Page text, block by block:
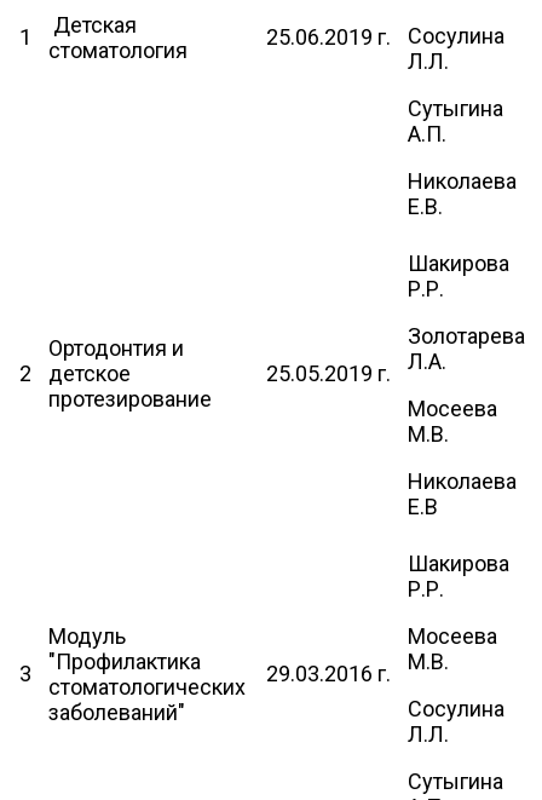
1
Детская
стоматология
25.06.2019 г.
Сосулина
Л.Л.
Сутыгина
А.П.
Николаева
Е.В.
2
Ортодонтия и
детское
протезирование
25.05.2019 г.
Шакирова
Р.Р.
Золотарева
Л.А.
Мосеева
М.В.
Николаева
Е.В
3
Модуль
"Профилактика
стоматологических
заболеваний"
29.03.2016 г.
Шакирова
Р.Р.
Мосеева
М.В.
Сосулина
Л.Л.
Сутыгина